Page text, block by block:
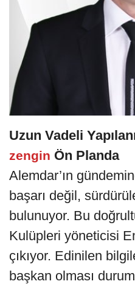
Uzun Vadeli
zengin Ön Planda
Alemdar’ın
başarı değil,
bulunuyor. Bu
Kulüpleri yöneticisi
çıkıyor. Edinilen
başkan olması